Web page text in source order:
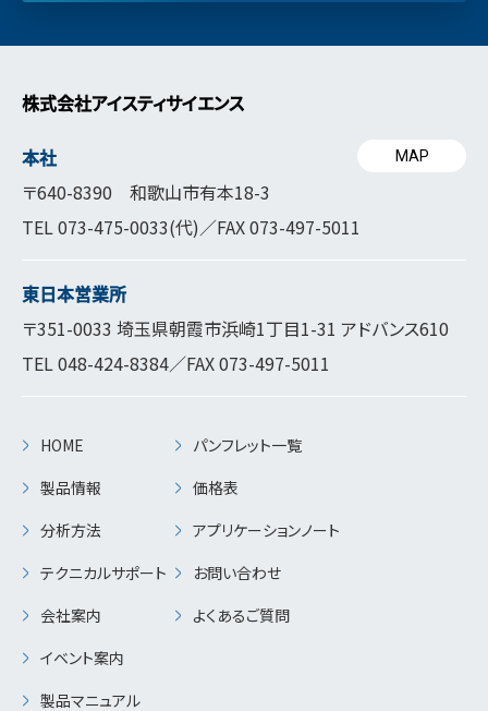
株式会社アイスティサイエンス
本社
〒640-8390 和歌山市有本18-3
TEL073-475-0033(代)／FAX 073-497-5011
MAP
東日本営業所
〒351-0033 埼玉県朝霞市浜崎1丁目1-31 アドバンス610
TEL048-424-8384／FAX 073-497-5011
HOME
製品情報
分析方法
テクニカルサポート
会社案内
イベント案内
製品マニュアル
パンフレット一覧
価格表
アプリケーションノート
お問い合わせ
よくあるご質問